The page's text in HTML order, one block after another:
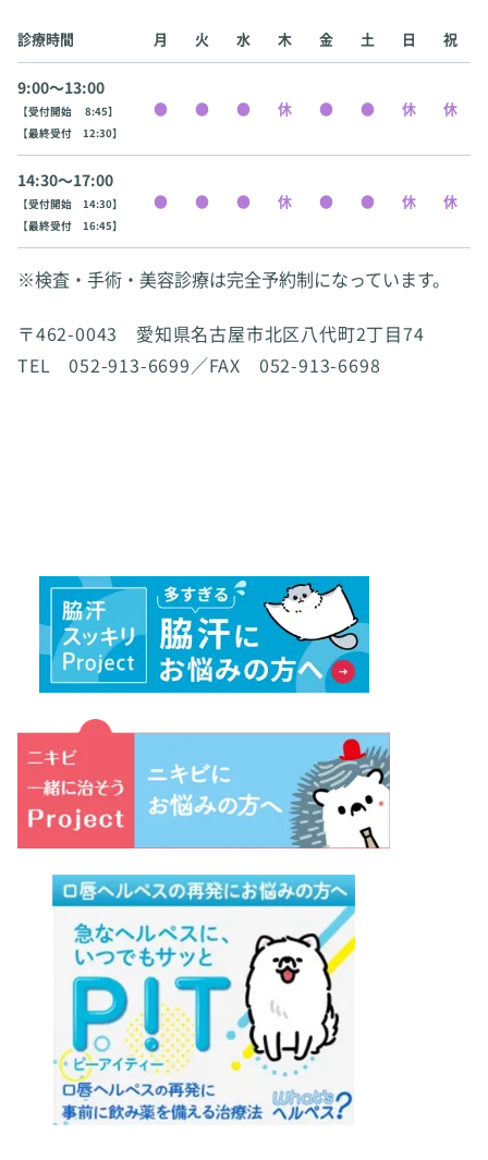
診療時間 月 火 水 木 金 土 日 祝
9:00〜13:00
【受付開始 8:45】
【最終受付 12:30】
14:30〜17:00
【受付開始 14:30】
【最終受付 16:45】
※検査・手術・美容診療は完全予約制になっています。
〒462-0043 愛知県名古屋市北区八代町2丁目74
TEL 052-913-6699／FAX 052-913-6698